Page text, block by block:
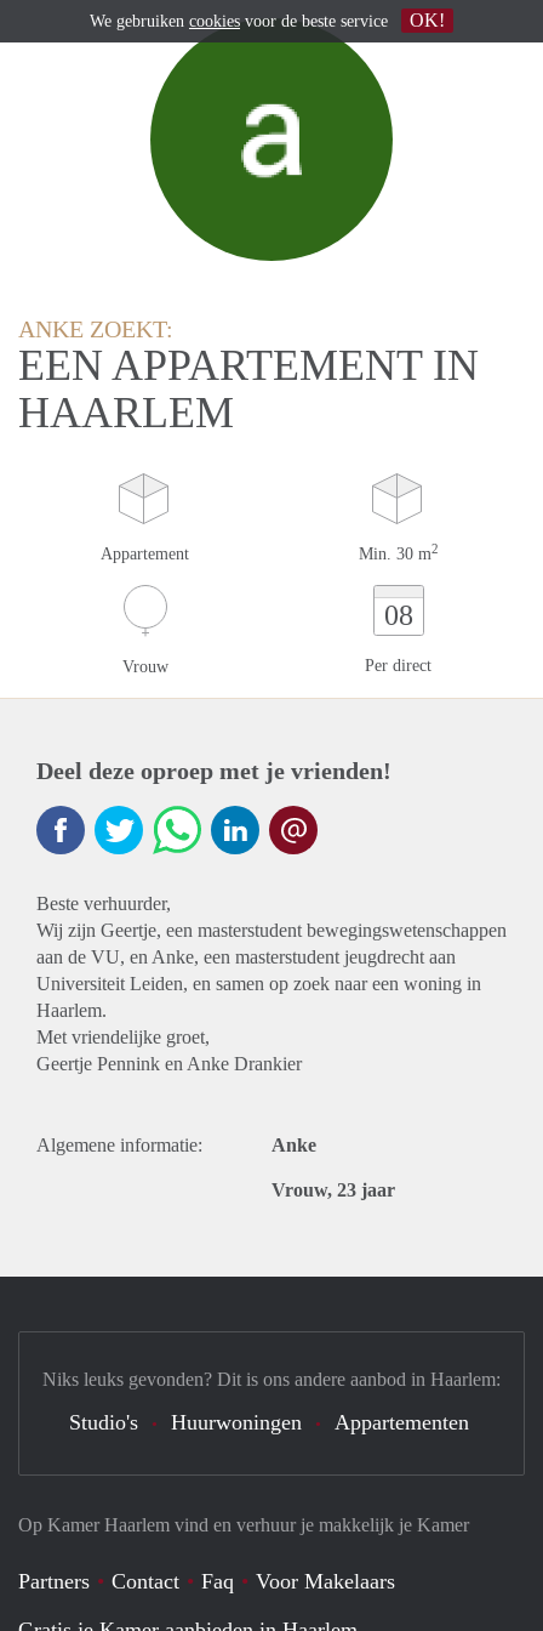
ANKE ZOEKT:
EEN APPARTEMENT IN
HAARLEM
Appartement Min. 30 m2
Vrouw
08
Per direct
Deel deze oproep met je vrienden!
Beste verhuurder,
Wij zijn Geertje, een masterstudent bewegingswetenschappen
aan de VU, en Anke, een masterstudent jeugdrecht aan
Universiteit Leiden, en samen op zoek naar een woning in
Haarlem.
Met vriendelijke groet,
Geertje Pennink en Anke Drankier
Algemene informatie: Anke
Vrouw, 23 jaar
Op Kamer Haarlem vind en verhuur je makkelijk je Kamer
Partners Contact Faq
Voor Makelaars
Niks leuks gevonden? Dit is ons andere aanbod in Haarlem:
Studio's Huurwoningen Appartementen
We gebruiken cookies voor de beste service OK!